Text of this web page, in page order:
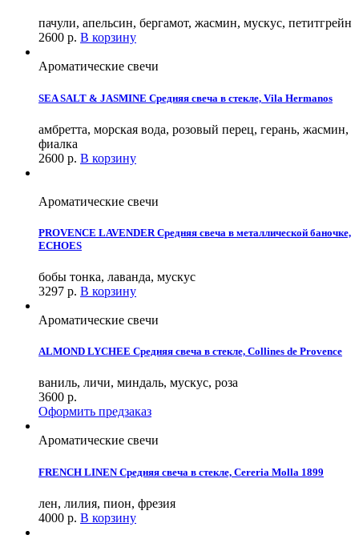
пачули, апельсин, бергамот, жасмин, мускус, петитгрейн
2600 р. В корзину
Ароматические свечи
SEA SALT & JASMINE Средняя свеча в стекле, Vila Hermanos
амбретта, морская вода, розовый перец, герань, жасмин,
фиалка
2600 р. В корзину
Ароматические свечи
PROVENCE LAVENDER Средняя свеча в металлической баночке,
ECHOES
бобы тонка, лаванда, мускус
3297 р. В корзину
Ароматические свечи
ALMOND LYCHEE Средняя свеча в стекле, Collines de Provence
ваниль, личи, миндаль, мускус, роза
3600 р.
Оформить предзаказ
Ароматические свечи
FRENCH LINEN Средняя свеча в стекле, Cereria Molla 1899
лен, лилия, пион, фрезия
4000 р. В корзину